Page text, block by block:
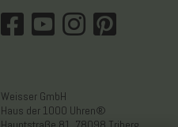
Weisser GmbH
Haus der 1000 Uhren®